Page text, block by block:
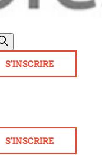
S'INSCRIRE
S'INSCRIRE